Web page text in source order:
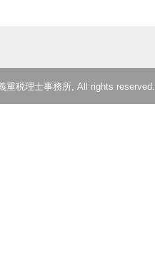
重税理士事務所, All rights reserved.